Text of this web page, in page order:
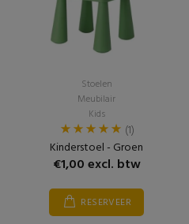
Stoelen
Meubilair
Kids
(1)
Kinderstoel - Groen
€1,00 excl. btw
RESERVEER